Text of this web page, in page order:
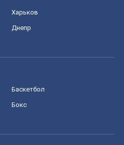
Харьков
Днепр
Баскетбол
Бокс